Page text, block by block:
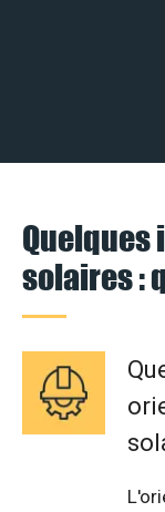
Quelques
solaires :